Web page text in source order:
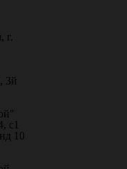
г.
3й
с1
10